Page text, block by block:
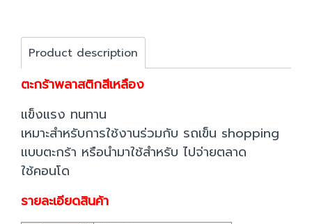
Product description
ตะกร้าพลาสติกสีเหลือง
แข็งแรง ทนทาน
เหมาะสำหรับการใช้งานร่วมกับ รถเข็น shopping
แบบตะกร้า หรือนำมาใช้สำหรับ ไปจ่ายตลาด
ใช้คอนโด
รายละเอียดสินค้า